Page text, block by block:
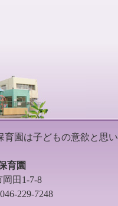
育園は子どもの意欲と思い
育園
田1-7-8
229-7248